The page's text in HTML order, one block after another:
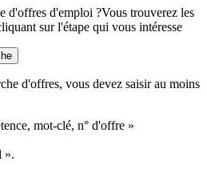
d'offres d'emploi ?Vous trouverez les
sur l'étape qui vous intéresse
d'offres, vous devez saisir au moins
mot-clé, n° d'offre »
».